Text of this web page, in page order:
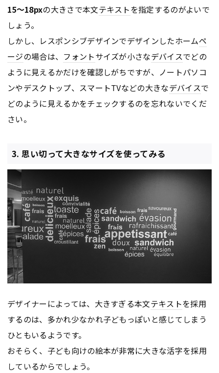
15〜18pxの大きさで本文テキストを指定するのがよいで
しょう。
しかし、レスポンシブデザインでデザインしたホームペ
ージの場合は、 フォントサイズが小さなデバイスでどの
ように見えるかだけを確認しがちですが、ノートパソコ
ンやデスクトップ、スマートTVなどの大きなデバイスで
どのように見えるかをチェックするのを忘れないでくだ
さい。
3. 思い切って大きなサイズを使ってみる
デザイナーによっては、大きすぎる本文テキストを採用
するのは、多かれ少なかれ子どもっぽいと感じてしまう
ひともいるようです。
おそらく、子ども向けの絵本が非常に大きな活字を採用
しているからでしょう。